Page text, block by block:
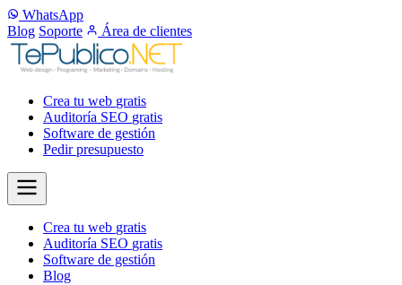
WhatsApp
Blog Soporte Área de clientes
Crea tu web gratis
Auditoría SEO gratis
Software de gestión
Pedir presupuesto
Crea tu web gratis
Auditoría SEO gratis
Software de gestión
Blog